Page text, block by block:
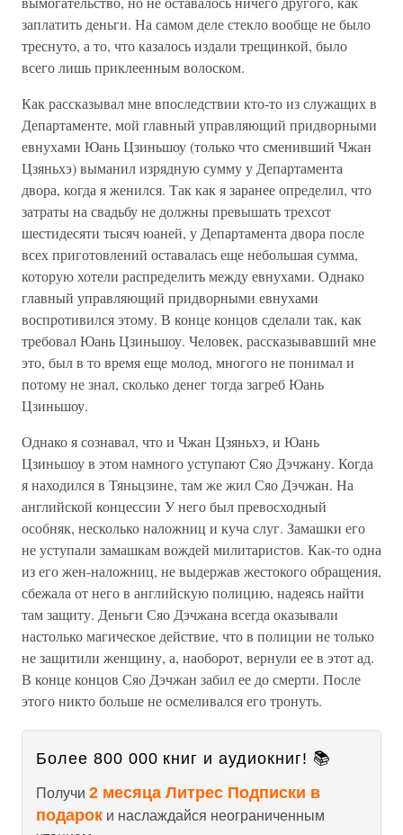
заплатить деньги. На самом деле стекло вообще не было
треснуто, а то, что казалось издали трещинкой, было
всего лишь приклеенным волоском.
Как рассказывал мне впоследствии кто-то из служащих в
Департаменте, мой главный управляющий придворными
евнухами Юань Цзиньшоу (только что сменивший Чжан
Цзяньхэ) выманил изрядную сумму у Департамента
двора, когда я женился. Так как я заранее определил, что
затраты на свадьбу не должны превышать трехсот
шестидесяти тысяч юаней, у Департамента двора после
всех приготовлений оставалась еще небольшая сумма,
которую хотели распределить между евнухами. Однако
главный управляющий придворными евнухами
воспротивился этому. В конце концов сделали так, как
требовал Юань Цзиньшоу. Человек, рассказывавший мне
это, был в то время еще молод, многого не понимал и
потому не знал, сколько денег тогда загреб Юань
Цзиньшоу.
Однако я сознавал, что и Чжан Цзяньхэ, и Юань
Цзиньшоу в этом намного уступают Сяо Дэчжану. Когда
я находился в Тяньцзине, там же жил Сяо Дэчжан. На
английской концессии У него был превосходный
особняк, несколько наложниц и куча слуг. Замашки его
не уступали замашкам вождей милитаристов. Как-то одна
из его жен-наложниц, не выдержав жестокого обращения,
сбежала от него в английскую полицию, надеясь найти
там защиту. Деньги Сяо Дэчжана всегда оказывали
настолько магическое действие, что в полиции не только
не защитили женщину, а, наоборот, вернули ее в этот ад.
В конце концов Сяо Дэчжан забил ее до смерти. После
этого никто больше не осмеливался его тронуть.
Более 800 000 книг и аудиокниг! 📚
Получи 2 месяца Литрес Подписки в
подарок и наслаждайся неограниченным